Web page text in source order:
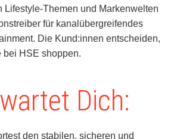
Lifestyle-Themen und Markenwelten
für kanalübergreifendes
Die Kund:innen entscheiden,
bei HSE shoppen.
Dich:
den stabilen, sicheren und